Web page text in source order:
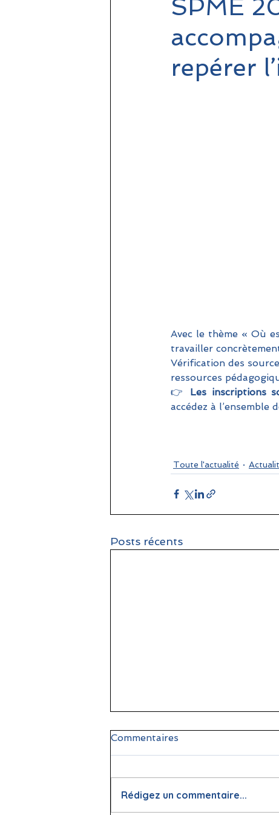
SPME
repérer
Avec le thème « Où
travailler
Vérification des
ressources
👉 Les inscriptions
accédez à l’ensemble
Toute l'actualité
Posts récents
Commentaires
Rédigez un commentaire...